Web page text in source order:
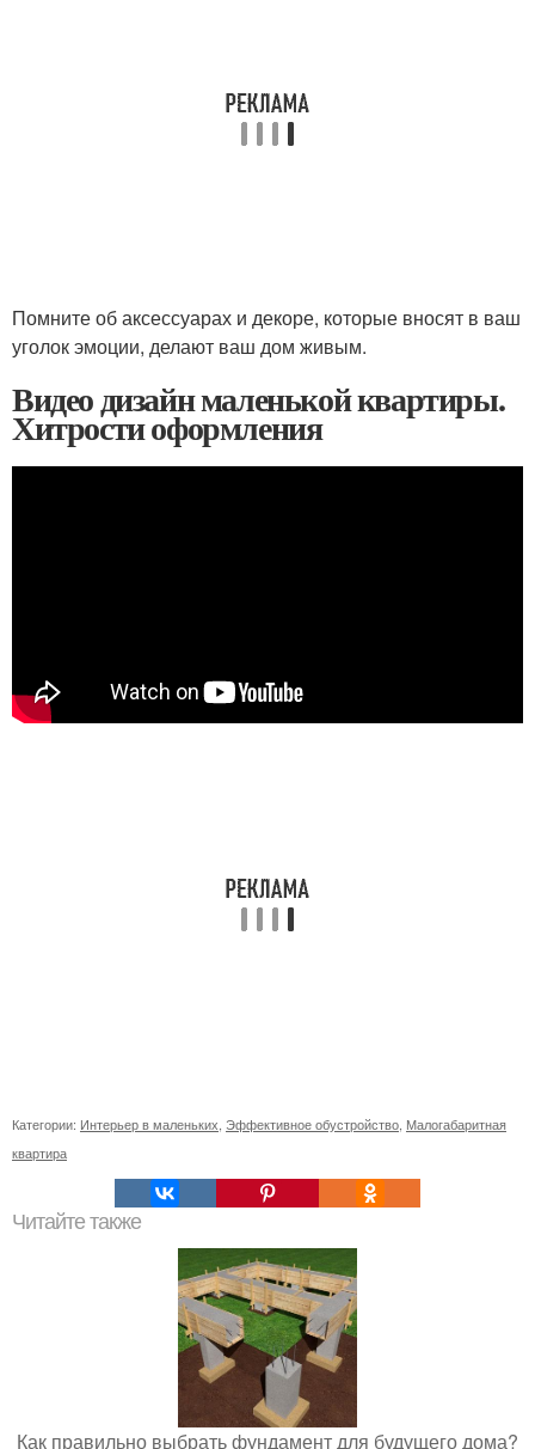
Помните об аксессуарах и декоре, которые вносят в ваш
уголок эмоции, делают ваш дом живым.
Видео дизайн маленькой квартиры.
Хитрости оформления
Категории: Интерьер в маленьких Эффективное обустройство Малогабаритная
квартира
Читайте также
Как правильно выбрать фундамент для будущего дома?